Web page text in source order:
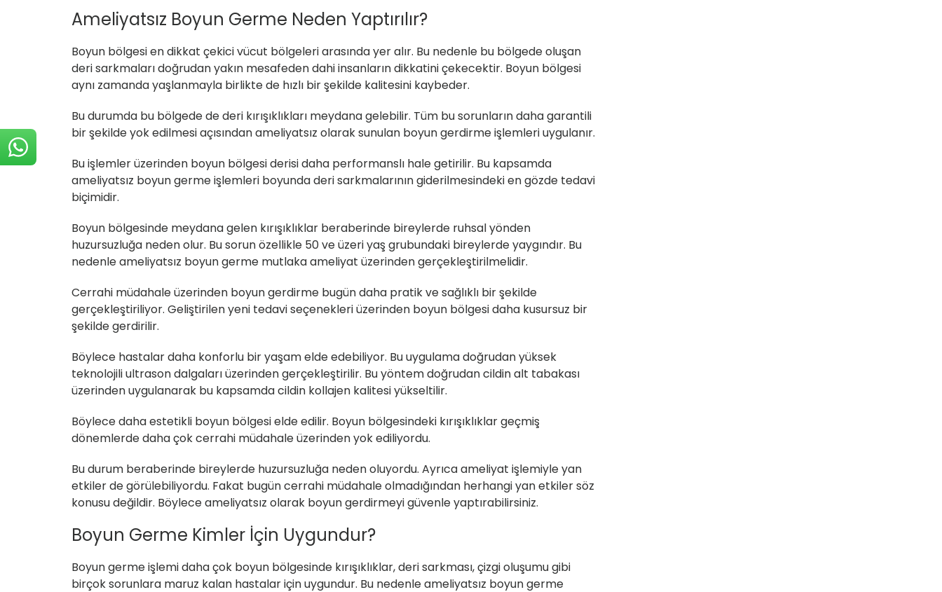
Ameliyatsız Boyun Germe Neden Yaptırılır?
Boyun bölgesi en dikkat çekici vücut bölgeleri arasında yer alır. Bu nedenle bu bölgede oluşan
deri sarkmaları doğrudan yakın mesafeden dahi insanların dikkatini çekecektir. Boyun bölgesi
aynı zamanda yaşlanmayla birlikte de hızlı bir şekilde kalitesini kaybeder.
Bu durumda bu bölgede de deri kırışıklıkları meydana gelebilir. Tüm bu sorunların daha garantili
bir şekilde yok edilmesi açısından ameliyatsız olarak sunulan boyun gerdirme işlemleri uygulanır.
Bu işlemler üzerinden boyun bölgesi derisi daha performanslı hale getirilir. Bu kapsamda
ameliyatsız boyun germe işlemleri boyunda deri sarkmalarının giderilmesindeki en gözde tedavi
biçimidir.
Boyun bölgesinde meydana gelen kırışıklıklar beraberinde bireylerde ruhsal yönden
huzursuzluğa neden olur. Bu sorun özellikle 50 ve üzeri yaş grubundaki bireylerde yaygındır. Bu
nedenle ameliyatsız boyun germe mutlaka ameliyat üzerinden gerçekleştirilmelidir.
Cerrahi müdahale üzerinden boyun gerdirme bugün daha pratik ve sağlıklı bir şekilde
gerçekleştiriliyor. Geliştirilen yeni tedavi seçenekleri üzerinden boyun bölgesi daha kusursuz bir
şekilde gerdirilir.
Böylece hastalar daha konforlu bir yaşam elde edebiliyor. Bu uygulama doğrudan yüksek
teknolojili ultrason dalgaları üzerinden gerçekleştirilir. Bu yöntem doğrudan cildin alt tabakası
üzerinden uygulanarak bu kapsamda cildin kollajen kalitesi yükseltilir.
Böylece daha estetikli boyun bölgesi elde edilir. Boyun bölgesindeki kırışıklıklar geçmiş
dönemlerde daha çok cerrahi müdahale üzerinden yok ediliyordu.
Bu durum beraberinde bireylerde huzursuzluğa neden oluyordu. Ayrıca ameliyat işlemiyle yan
etkiler de görülebiliyordu. Fakat bugün cerrahi müdahale olmadığından herhangi yan etkiler söz
konusu değildir. Böylece ameliyatsız olarak boyun gerdirmeyi güvenle yaptırabilirsiniz.
Boyun Germe Kimler İçin Uygundur?
Boyun germe işlemi daha çok boyun bölgesinde kırışıklıklar, deri sarkması, çizgi oluşumu gibi
birçok sorunlara maruz kalan hastalar için uygundur. Bu nedenle ameliyatsız boyun germe